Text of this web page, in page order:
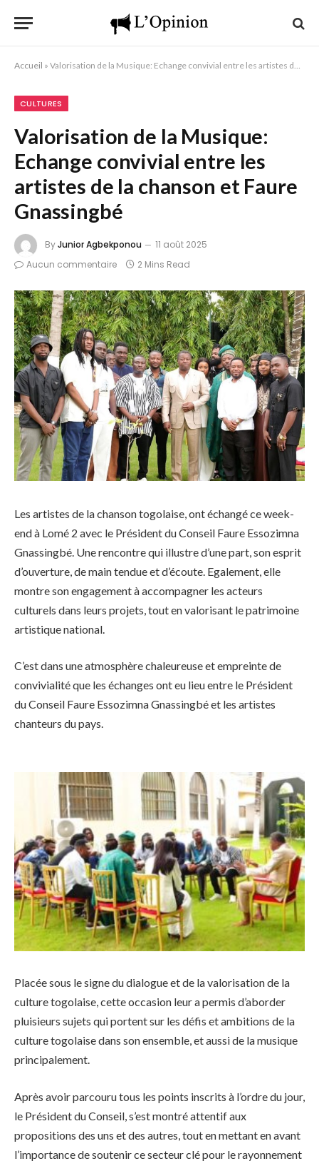
Accueil » Valorisation de la Musique: Echange convivial entre les artistes de la chanson et Faure Gnassingbé
CULTURES
Valorisation de la Musique:
Echange convivial entre les
artistes de la chanson et Faure
Gnassingbé
ByJunior Agbekponou
11 août 2025
Aucun commentaire
2 Mins Read
Les artistes de la chanson togolaise, ont échangé ce week-
end à Lomé 2 avec le Président du Conseil Faure Essozimna
Gnassingbé. Une rencontre qui illustre d’une part, son esprit
d’ouverture, de main tendue et d’écoute. Egalement, elle
montre son engagement à accompagner les acteurs
culturels dans leurs projets, tout en valorisant le patrimoine
artistique national.
C’est dans une atmosphère chaleureuse et empreinte de
convivialité que les échanges ont eu lieu entre le Président
du Conseil Faure Essozimna Gnassingbé et les artistes
chanteurs du pays.
Placée sous le signe du dialogue et de la valorisation de la
culture togolaise, cette occasion leur a permis d’aborder
pluisieurs sujets qui portent sur les défis et ambitions de la
culture togolaise dans son ensemble, et aussi de la musique
principalement.
Après avoir parcouru tous les points inscrits à l’ordre du jour,
le Président du Conseil, s’est montré attentif aux
propositions des uns et des autres, tout en mettant en avant
l’importance de soutenir ce secteur clé pour le rayonnement